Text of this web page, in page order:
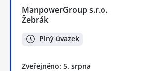
ManpowerGroup s.r.o.
Žebrák
Plný úvazek
Zveřejněno: 5. srpna